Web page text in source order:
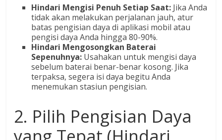
Hindari Mengisi Penuh Setiap Saat: Jika Anda
tidak akan melakukan perjalanan jauh, atur
batas pengisian daya di aplikasi mobil atau
pengisi daya Anda hingga 80-90%.
Hindari Mengosongkan Baterai
Sepenuhnya: Usahakan untuk mengisi daya
sebelum baterai benar-benar kosong. Jika
terpaksa, segera isi daya begitu Anda
menemukan stasiun pengisian.
2. Pilih Pengisian Daya